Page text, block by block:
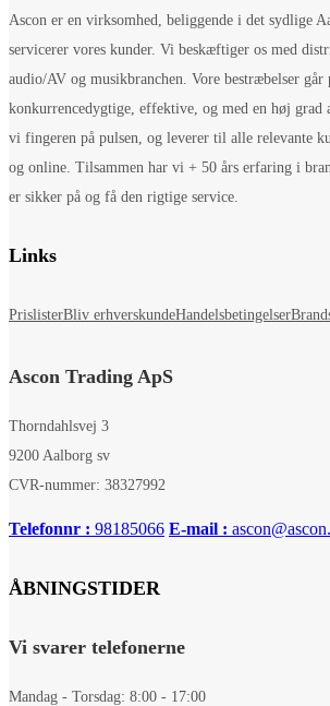
Ascon er en virksomhed, beliggende i det sydlige
servicerer vores kunder. Vi beskæftiger os med
audio/AV og musikbranchen. Vore bestræbelser
konkurrencedygtige, effektive, og med en høj grad
vi fingeren på pulsen, og leverer til alle relevante
og online. Tilsammen har vi + 50 års erfaring i
er sikker på og få den rigtige service.
Links
PrislisterBliv erhverskundeHandelsbetingelser
Ascon Trading ApS
Thorndahlsvej 3
9200 Aalborg sv
CVR-nummer: 38327992
Telefonnr : 98185066 E-mail :
ÅBNINGSTIDER
Vi svarer telefonerne
Mandag - Torsdag: 8:00 - 17:00